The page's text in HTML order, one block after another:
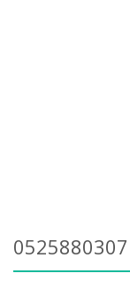
0525880307